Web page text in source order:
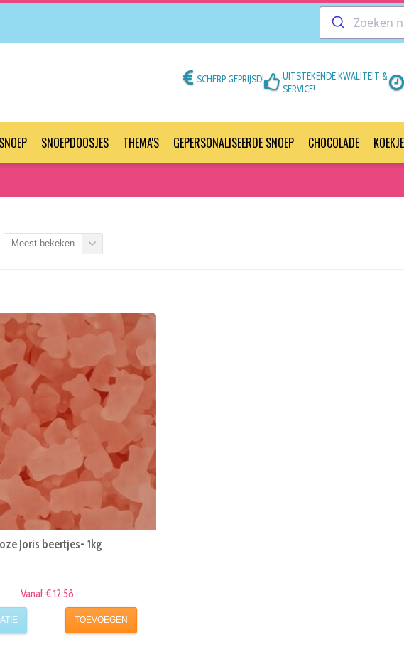
SCHERP GEPRIJSD!
UITSTEKENDE KWALITEIT &
SERVICE!
SNOEPDOOSJES THEMA'S GEPERSONALISEERDE SNOEP CHOCOLADE
Meest bekeken
Joris beertjes- 1kg
Vanaf € 12,58
TOEVOEGEN